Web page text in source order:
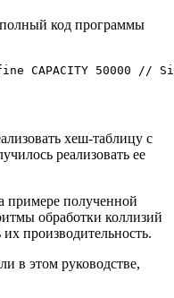
код программы
CAPACITY
хеш-таблицу с
реализовать ее
примере полученной
обработки коллизий
производительность.
в этом руководстве,